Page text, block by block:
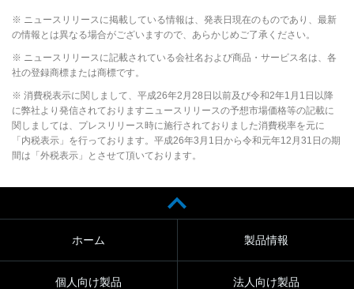
※ ニュースリリースに掲載している情報は、発表日現在のものであり、最新
の情報とは異なる場合がございますので、あらかじめご了承ください。
※ ニュースリリースに記載されている会社名および商品・サービス名は、各
社の登録商標または商標です。
※ 消費税表示に関しまして、平成26年2月28日以前及び令和2年1月1日以降
に弊社より発信されておりますニュースリリースの予想市場価格等の記載に
関しましては、プレスリリース時に施行されておりました消費税率を元に
「内税表示」を行っております。平成26年3月1日から令和元年12月31日の期
間は「外税表示」とさせて頂いております。
ホーム 製品情報
個人向け製品 法人向け製品